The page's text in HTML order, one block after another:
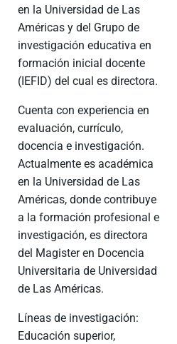
en la Universidad de Las
Américas y del Grupo de
investigación educativa en
formación inicial docente
(IEFID) del cual es directora.
Cuenta con experiencia en
evaluación, currículo,
docencia e investigación.
Actualmente es académica
en la Universidad de Las
Américas, donde contribuye
a la formación profesional e
investigación, es directora
del Magister en Docencia
Universitaria de Universidad
de Las Américas.
Líneas de investigación:
Educación superior,